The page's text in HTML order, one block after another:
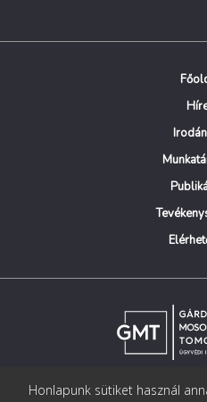
© Copyright Gárdos
Honlapunk sütiket használ